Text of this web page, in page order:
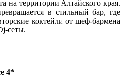
на территории Алтайского края.
в стильный бар, где
коктейли от шеф-бармена
сеты.
4*